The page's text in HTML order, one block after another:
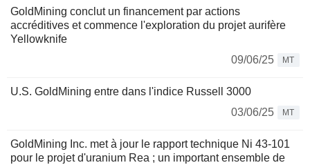
GoldMining conclut un financement par actions
accréditives et commence l'exploration du projet aurifère
Yellowknife
09/06/25
MT
U.S. GoldMining entre dans l'indice Russell 3000
03/06/25
MT
GoldMining Inc. met à jour le rapport technique Ni 43-101
pour le projet d'uranium Rea ; un important ensemble de